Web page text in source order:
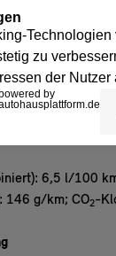
6,5 l/100
146 g/km; CO2-